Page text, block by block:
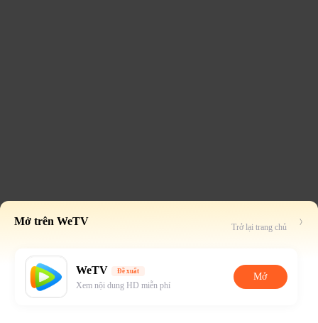
Mở trên WeTV Trở lại trang chủ
WeTV Đề xuất
Xem nội dung HD miễn phí
Mở